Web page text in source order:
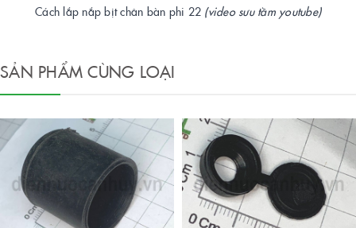
Cách lắp nắp bịt chân bàn phi 22 (video sưu tầm youtube)
SẢN PHẨM CÙNG LOẠI